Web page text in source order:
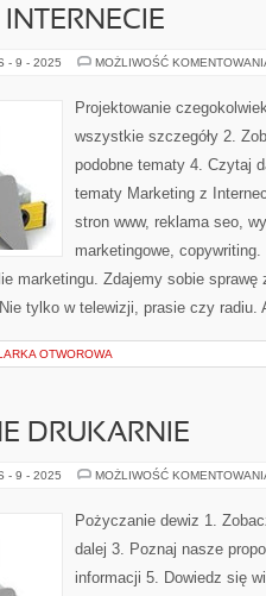
- 9 - 2025 MOŻLIWOŚĆ
Projektowanie
wszystkie szczegóły 2.
podobne tematy 4. Czytaj
tematy Marketing z
stron www, reklama seo,
marketingowe,
marketingu. Zdajemy sobie sprawę
tylko w telewizji, prasie czy
OTWOROWA
DRUKARNIE
- 9 - 2025 MOŻLIWOŚĆ
Pożyczanie dewiz 1.
dalej 3. Poznaj nasze
informacji 5. Dowiedz się